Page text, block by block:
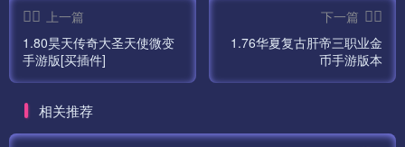
上一篇
1.80昊天传奇大圣天使微变
手游版[买插件]
下一篇
1.76华夏复古肝帝三职业金
币手游版本
相关推荐